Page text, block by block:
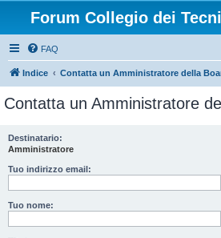
Forum Collegio dei
FAQ
Indice Contatta un Amministratore della
Contatta un Amministratore
Destinatario:
Amministratore
Tuo indirizzo email:
Tuo nome: